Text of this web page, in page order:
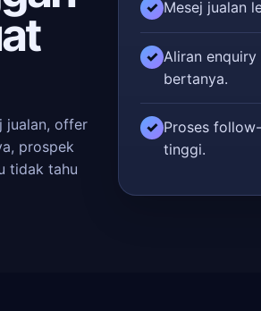
jualan, offer
prospek
tidak tahu
✓ Mesej jualan
✓ Aliran
bertanya.
✓ Proses
tinggi.